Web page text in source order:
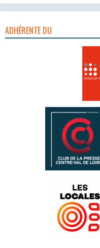
ADHÉRENTE DU